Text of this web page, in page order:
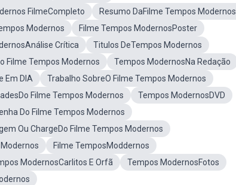
FilmeCompleto
Resumo DaFilme Tempos
Modernos
Filme Tempos ModernosPoster
Crítica
Titulos DeTempos Modernos
Filme Tempos Modernos
Tempos ModernosNa Redação
Em DIA
Trabalho SobreO Filme Tempos Modernos
Filme Tempos Modernos
Tempos ModernosDVD
Do Filme Tempos Modernos
Ou ChargeDo Filme Tempos Modernos
Filme TemposModdernos
ModernosCarlitos E Orfã
Tempos ModernosFotos